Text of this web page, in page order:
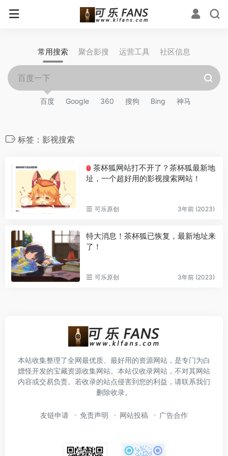
常用搜索 聚合影搜 运营工具 社区信息
百度 Google 360 搜狗 Bing 神马
标签：影视搜索
T
茶杯狐网站打不开了？茶杯狐最新地
址，一个超好用的影视搜索网站！
可乐原创 3年前 (2023)
特大消息！茶杯狐已恢复，最新地址来
了！
可乐原创 3年前 (2023)
本站收集整理了全网最优质、最好用的资源网站，是专门为白
嫖怪开发的宝藏资源收集网站。本站仅收录网站，不对其网站
内容或交易负责。若收录的站点侵害到您的利益，请联系我们
删除收录。
友链申请 免责声明 网站投稿 广告合作